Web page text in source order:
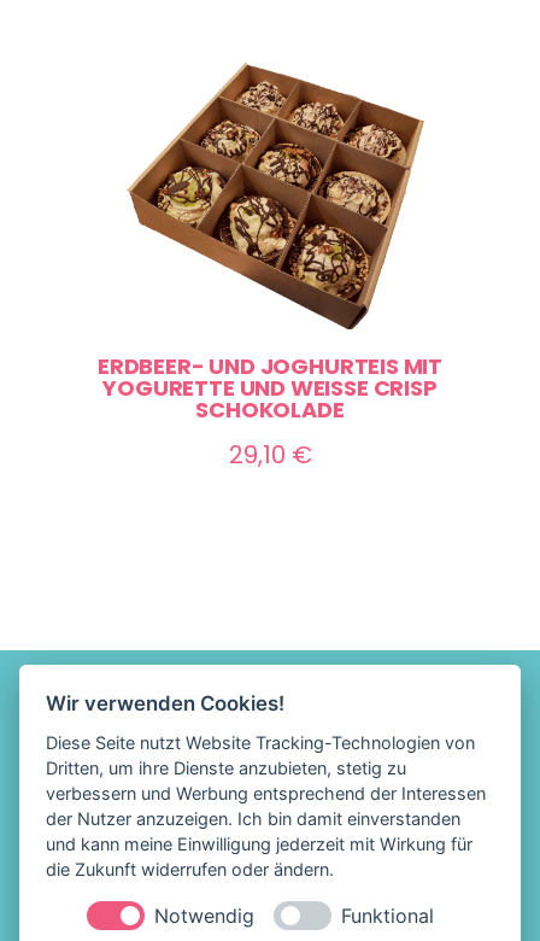
35,00 €
ERDBEER- UND JOGHURTEIS MIT
YOGURETTE UND WEISSE CRISP S
CHOKOLADE
29,10 €
Wir verwenden Cookies!
Diese Seite nutzt Website Tracking-Technologien von
Dritten, um ihre Dienste anzubieten, stetig zu
verbessern und Werbung entsprechend der Interessen
der Nutzer anzuzeigen. Ich bin damit einverstanden
und kann meine Einwilligung jederzeit mit Wirkung für
die Zukunft widerrufen oder ändern.
Notwendig Funktional